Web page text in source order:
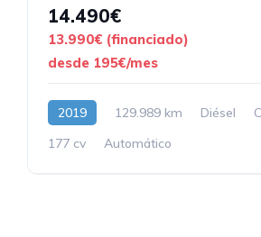
14.490€
13.990€ (financiado)
desde 195€/mes
2019 129.989 km Diésel
C
177 cv
Automático